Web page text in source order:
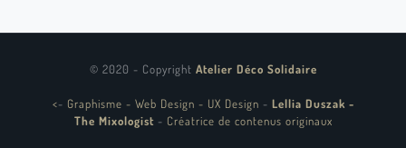
© 2020 - Copyright Atelier Déco Solidaire
<- Graphisme - Web Design - UX Design - Lellia Duszak -
The Mixologist - Créatrice de contenus originaux